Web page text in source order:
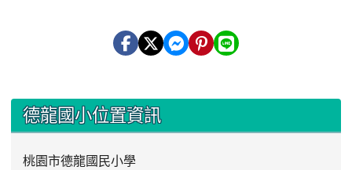
::: 德龍國小位置資訊
桃園市德龍國民小學